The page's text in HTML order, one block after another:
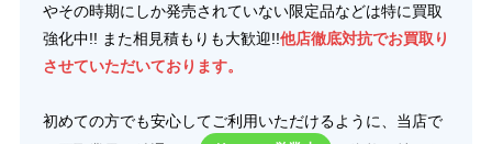
やその時期にしか発売されていない限定品などは特に買取
強化中!! また相見積もりも大歓迎!!他店徹底対抗でお買取り
させていただいております。
初めての方でも安心してご利用いただけるように、当店で